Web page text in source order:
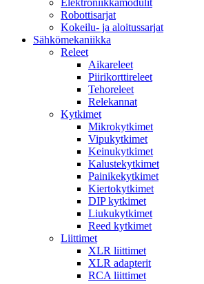
Elektroniikkamodulit
Robottisarjat
Kokeilu- ja aloitussarjat
Sähkömekaniikka
Releet
Aikareleet
Piirikorttireleet
Tehoreleet
Relekannat
Kytkimet
Mikrokytkimet
Vipukytkimet
Keinukytkimet
Kalustekytkimet
Painikekytkimet
Kiertokytkimet
DIP kytkimet
Liukukytkimet
Reed kytkimet
Liittimet
XLR liittimet
XLR adapterit
RCA liittimet